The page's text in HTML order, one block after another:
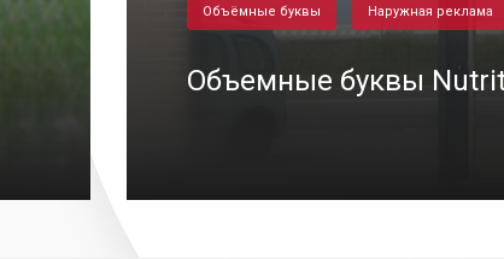
Объёмные буквы Наружная реклама
Объемные буквы